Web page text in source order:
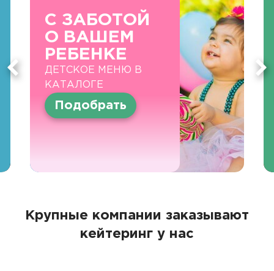
С ЗАБОТОЙ
О ВАШЕМ
РЕБЕНКЕ
ДЕТСКОЕ МЕНЮ В
КАТАЛОГЕ
Подобрать
Крупные компании заказывают
кейтеринг у нас